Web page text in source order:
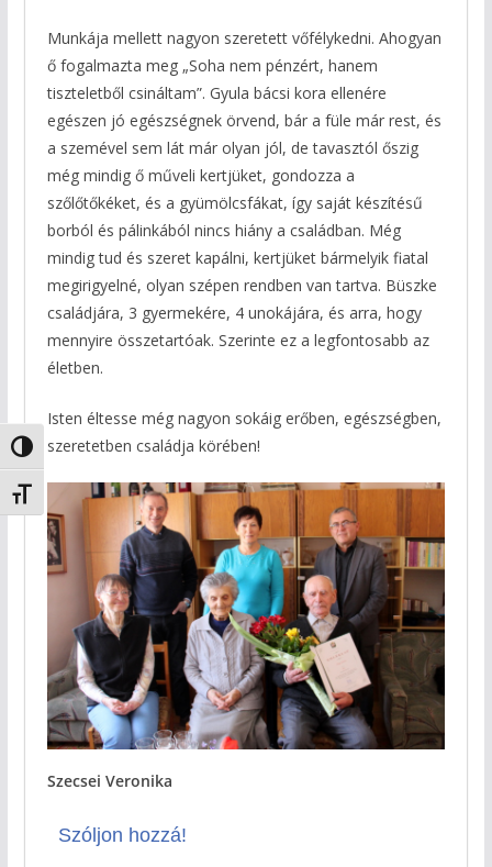
Nagy kontraszt váltása
Betűméret váltása
Munkája mellett nagyon szeretett vőfélykedni. Ahogyan
ő fogalmazta meg „Soha nem pénzért, hanem
tiszteletből csináltam”. Gyula bácsi kora ellenére
egészen jó egészségnek örvend, bár a füle már rest, és
a szemével sem lát már olyan jól, de tavasztól őszig
még mindig ő műveli kertjüket, gondozza a
szőlőtőkéket, és a gyümölcsfákat, így saját készítésű
borból és pálinkából nincs hiány a családban. Még
mindig tud és szeret kapálni, kertjüket bármelyik fiatal
megirigyelné, olyan szépen rendben van tartva. Büszke
családjára, 3 gyermekére, 4 unokájára, és arra, hogy
mennyire összetartóak. Szerinte ez a legfontosabb az
életben.
Isten éltesse még nagyon sokáig erőben, egészségben,
szeretetben családja körében!
Szecsei Veronika
Szóljon hozzá!